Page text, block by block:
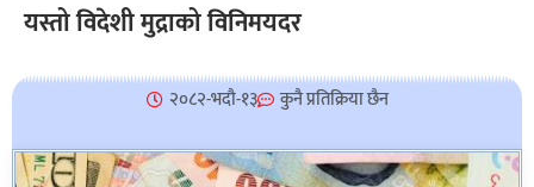
u
o
यस्तो विदेशी मुद्राको विनिमयदर
२०८२-भदौ-१३ कुनै प्रतिक्रिया छैन